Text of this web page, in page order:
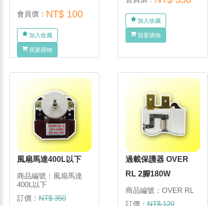
會員價： NT$ 100
加入收藏
我要購物
加入收藏
我要購物
風扇馬達400L以下
商品編號：風扇馬達
400L以下
訂價：NT$ 350
過載保護器 OVER
RL 2腳180W
商品編號：OVER RL
訂價：NT$ 120